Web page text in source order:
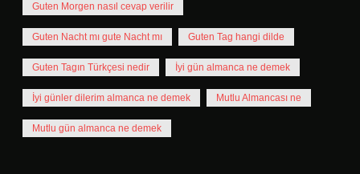
Guten Morgen nasıl cevap verilir
Guten Nacht mı gute Nacht mı Guten Tag hangi dilde
Guten Tagın Türkçesi nedir İyi gün almanca ne demek
İyi günler dilerim almanca ne demek Mutlu Almancası ne
Mutlu gün almanca ne demek